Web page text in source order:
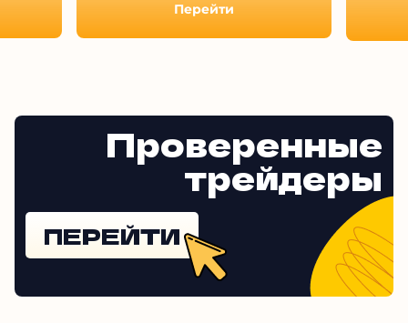
Перейти
Проверенные
трейдеры
ПЕРЕЙТИ